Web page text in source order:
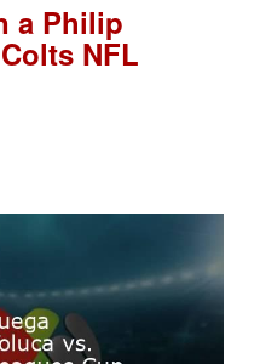
a Philip
NFL